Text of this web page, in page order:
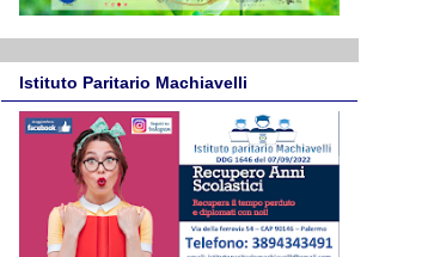
Istituto Paritario Machiavelli